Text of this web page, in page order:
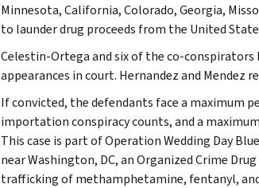
Minnesota, California, Colorado, Georgia,
to launder drug proceeds from the United
Celestin-Ortega and six of the co-
appearances in court. Hernandez and Mendez
If convicted, the defendants face a maximum
importation conspiracy counts, and a
This case is part of Operation Wedding Day
near Washington, DC, an Organized Crime
trafficking of methamphetamine, fentanyl,